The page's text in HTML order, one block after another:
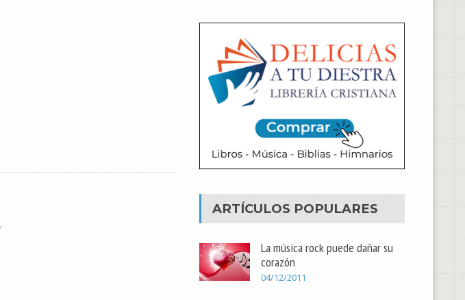
ARTÍCULOS POPULARES
La música rock puede dañar su
corazón
04/12/2011